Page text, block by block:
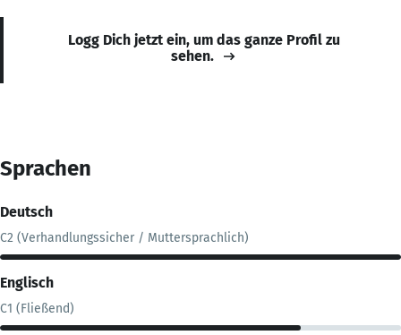
Logg Dich jetzt ein, um das ganze Profil zu
sehen.
Sprachen
Deutsch
C2 (Verhandlungssicher / Muttersprachlich)
Englisch
C1 (Fließend)